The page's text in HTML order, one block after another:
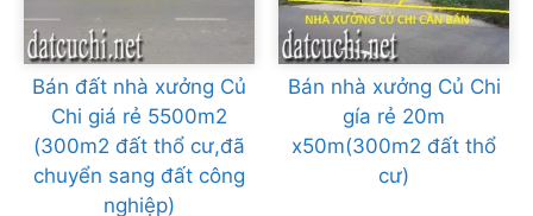
Bán đất nhà xưởng Củ
Chi giá rẻ 5500m2
(300m2 đất thổ cư,đã
chuyển sang đất công
nghiệp)
Bán nhà xưởng Củ Chi
gía rẻ 20m
x50m(300m2 đất thổ
cư)